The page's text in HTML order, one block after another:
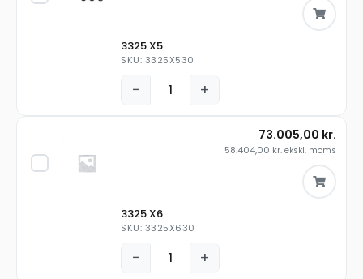
3325 X5
SKU: 3325X530
− +
3325 X6
SKU: 3325X630
− +
73.005,00 kr.
58.404,00 kr. ekskl. moms